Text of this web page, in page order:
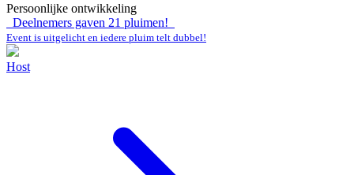
Persoonlijke ontwikkeling
Deelnemers gaven 21 pluimen!
Event is uitgelicht en iedere pluim telt dubbel!
Host